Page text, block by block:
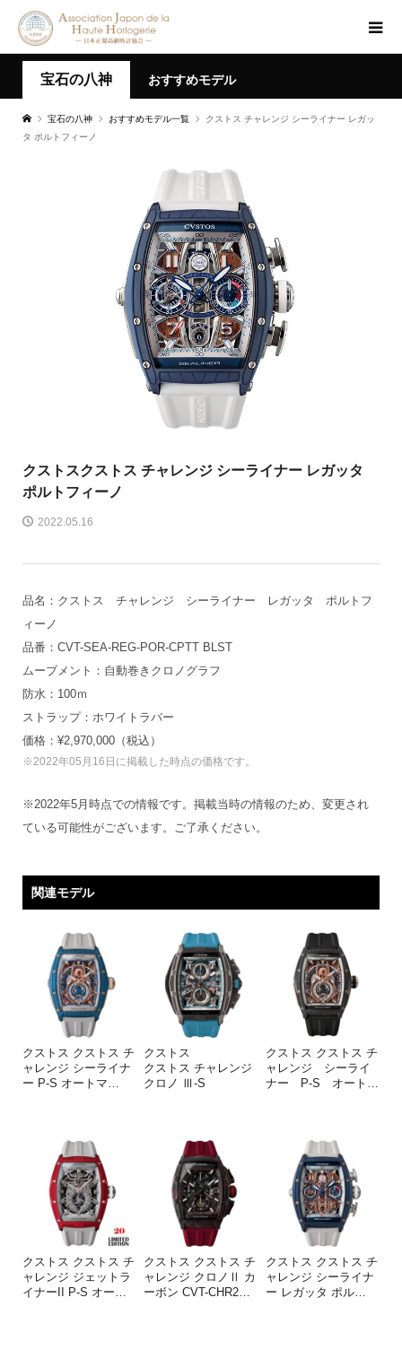
宝石の八神 おすすめモデル
宝石の八神 おすすめモデル一覧
クストス チャレンジ シーライナー レガッ
タ ポルトフィーノ
クストスクストス チャレンジ シーライナー レガッタ
ポルトフィーノ
2022.05.16
品名：クストス チャレンジ シーライナー レガッタ ポルトフ
ィーノ
品番：CVT-SEA-REG-POR-CPTT BLST
ムーブメント：自動巻きクロノグラフ
防水：100ｍ
ストラップ：ホワイトラバー
価格：¥2,970,000（税込）
※2022年05月16日に掲載した時点の価格です。
※2022年5月時点での情報です。掲載当時の情報のため、変更され
ている可能性がございます。ご了承ください。
関連モデル
クストス クストス チ
ャレンジ シーライナ
ー P-S オートマ…
クストス
クストス チャレンジ
クロノ Ⅲ-S
クストス クストス チ
ャレンジ シーライ
ナー P-S オート …
クストス クストス チ
ャレンジ ジェットラ
イナーII P-S オー
クストス クストス チ
ャレンジ クロノⅡ カ
ーボン CVT-CHR2
クストス クストス チ
ャレンジ シーライナ
ー レガッタ ポル…